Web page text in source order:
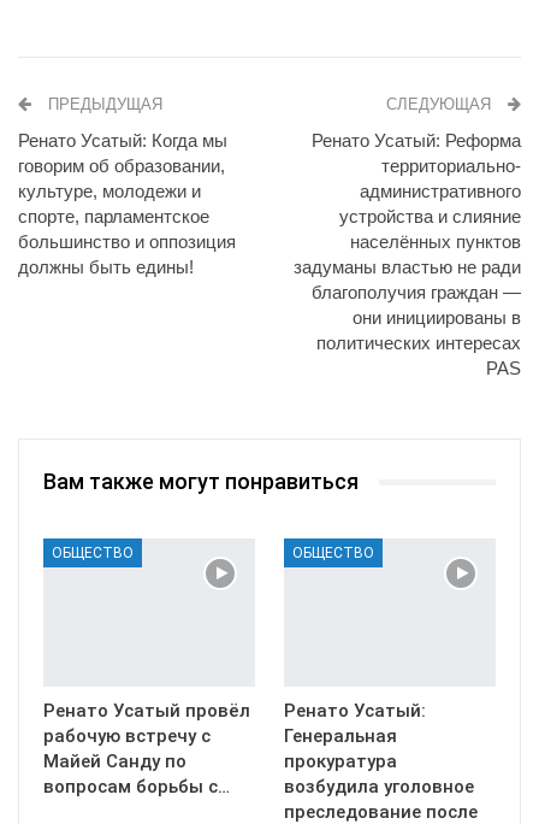
ПРЕДЫДУЩАЯ
Ренато Усатый: Когда мы
говорим об образовании,
культуре, молодежи и
спорте, парламентское
большинство и оппозиция
должны быть едины!
СЛЕДУЮЩАЯ
Ренато Усатый: Реформa
территориально-
административного
устройства и слияние
населённых пунктов
задуманы властью не ради
благополучия граждан —
они инициированы в
политических интересах
PAS
Вам также могут понравиться
ОБЩЕСТВО
Ренато Усатый провёл
рабочую встречу с
Майей Санду по
вопросам борьбы с…
ОБЩЕСТВО
Ренато Усатый:
Генеральная
прокуратура
возбудила уголовное
преследование после